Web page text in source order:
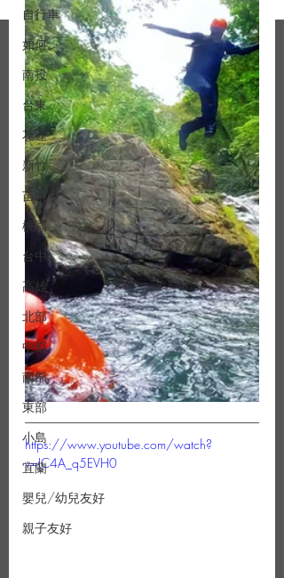
自行車
如何。。。
南投
台東
花蓮
新竹
苗栗
桃園
台中
高雄
北部
中部
南部
東部
小島
宜蘭
嬰兒/幼兒友好
親子友好
https://www.youtube.com/watch?
v=JC4A_q5EVH0